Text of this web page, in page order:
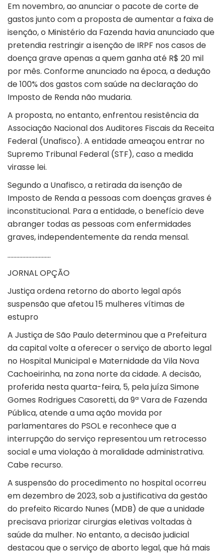
Em novembro, ao anunciar o pacote de corte de
gastos junto com a proposta de aumentar a faixa de
isenção, o Ministério da Fazenda havia anunciado que
pretendia restringir a isenção de IRPF nos casos de
doença grave apenas a quem ganha até R$ 20 mil
por mês. Conforme anunciado na época, a dedução
de 100% dos gastos com saúde na declaração do
Imposto de Renda não mudaria.
A proposta, no entanto, enfrentou resistência da
Associação Nacional dos Auditores Fiscais da Receita
Federal (Unafisco). A entidade ameaçou entrar no
Supremo Tribunal Federal (STF), caso a medida
virasse lei.
Segundo a Unafisco, a retirada da isenção de
Imposto de Renda a pessoas com doenças graves é
inconstitucional. Para a entidade, o benefício deve
abranger todas as pessoas com enfermidades
graves, independentemente da renda mensal.
………………………..
JORNAL OPÇÃO
Justiça ordena retorno do aborto legal após
suspensão que afetou 15 mulheres vítimas de
estupro
A Justiça de São Paulo determinou que a Prefeitura
da capital volte a oferecer o serviço de aborto legal
no Hospital Municipal e Maternidade da Vila Nova
Cachoeirinha, na zona norte da cidade. A decisão,
proferida nesta quarta-feira, 5, pela juíza Simone
Gomes Rodrigues Casoretti, da 9ª Vara de Fazenda
Pública, atende a uma ação movida por
parlamentares do PSOL e reconhece que a
interrupção do serviço representou um retrocesso
social e uma violação à moralidade administrativa.
Cabe recurso.
A suspensão do procedimento no hospital ocorreu
em dezembro de 2023, sob a justificativa da gestão
do prefeito Ricardo Nunes (MDB) de que a unidade
precisava priorizar cirurgias eletivas voltadas à
saúde da mulher. No entanto, a decisão judicial
destacou que o serviço de aborto legal, que há mais